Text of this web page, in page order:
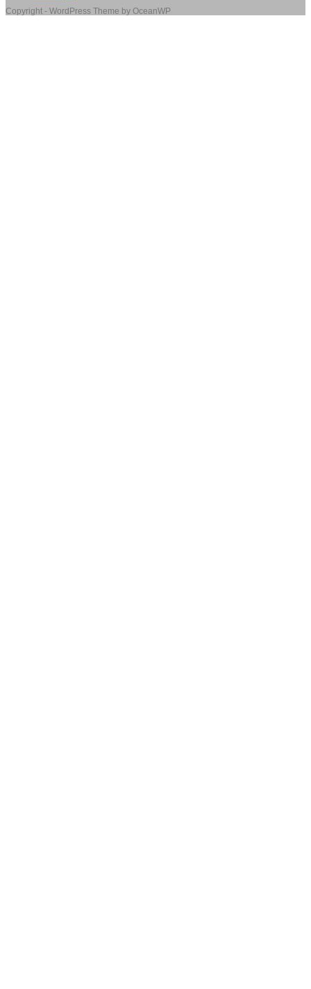
Copyright - WordPress Theme by OceanWP